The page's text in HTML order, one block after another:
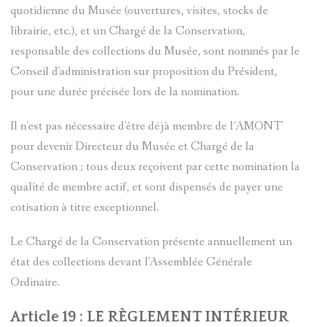
quotidienne du Musée (ouvertures, visites, stocks de
librairie, etc.), et un Chargé de la Conservation,
responsable des collections du Musée, sont nommés par le
Conseil d'administration sur proposition du Président,
pour une durée précisée lors de la nomination.
Il n'est pas nécessaire d'être déjà membre de l’AMONT
pour devenir Directeur du Musée et Chargé de la
Conservation ; tous deux reçoivent par cette nomination la
qualité de membre actif, et sont dispensés de payer une
cotisation à titre exceptionnel.
Le Chargé de la Conservation présente annuellement un
état des collections devant l'Assemblée Générale
Ordinaire.
Article 19 : LE RÈGLEMENT INTÉRIEUR